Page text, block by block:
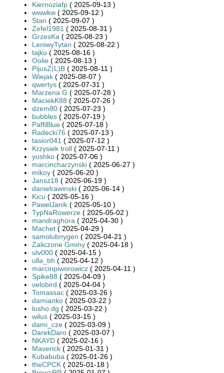
Kiernoziafp ( 2025-09-13 )
wwwkw ( 2025-09-12 )
Stan ( 2025-09-07 )
Zefel1981 ( 2025-08-31 )
GrzesKa ( 2025-08-23 )
LeniwyTytan ( 2025-08-22 )
tajku ( 2025-08-16 )
Oolie ( 2025-08-13 )
PijusZ(L)B ( 2025-08-11 )
Wiejak ( 2025-08-07 )
qwertys ( 2025-07-31 )
Marzena G ( 2025-07-28 )
MaciekK88 ( 2025-07-26 )
dzem80 ( 2025-07-23 )
bubbles ( 2025-07-19 )
PaffiBlue ( 2025-07-18 )
Radecki76 ( 2025-07-13 )
tasior041 ( 2025-07-12 )
Krzysiek troll ( 2025-07-11 )
yoshko ( 2025-07-06 )
marcincharzynski ( 2025-06-27 )
mikoy ( 2025-06-20 )
Jansz18 ( 2025-06-19 )
danielrawinski ( 2025-06-14 )
Kicu ( 2025-05-16 )
PawelJanik ( 2025-05-10 )
TypNaRowerze ( 2025-05-02 )
mandraghora ( 2025-04-30 )
Machet ( 2025-04-29 )
samolubnygen ( 2025-04-21 )
Zaliczone Gminy ( 2025-04-18 )
ulv000 ( 2025-04-15 )
ulla_bh ( 2025-04-12 )
marcinpiworowicz ( 2025-04-11 )
Spike88 ( 2025-04-09 )
velobird ( 2025-04-04 )
Tomassac ( 2025-03-26 )
damianko ( 2025-03-22 )
losho.dg ( 2025-03-22 )
wilus ( 2025-03-15 )
dami_cze ( 2025-03-09 )
DarekDaro ( 2025-03-07 )
NKAYD ( 2025-02-16 )
Maverick ( 2025-01-31 )
Kubabuba ( 2025-01-26 )
theCPCK ( 2025-01-18 )